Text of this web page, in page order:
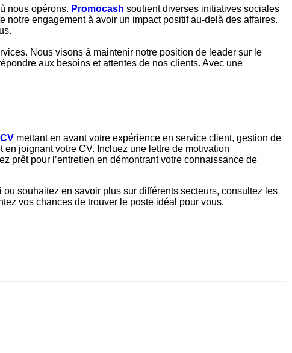
nous opérons. Promocash soutient diverses initiatives sociales
engagement à avoir un impact positif au-delà des affaires.
Nous visons à maintenir notre position de leader sur le
aux besoins et attentes de nos clients. Avec une
CV mettant en avant votre expérience en service client, gestion de
joignant votre CV. Incluez une lettre de motivation
prêt pour l’entretien en démontrant votre connaissance de
ou souhaitez en savoir plus sur différents secteurs, consultez les
vos chances de trouver le poste idéal pour vous.